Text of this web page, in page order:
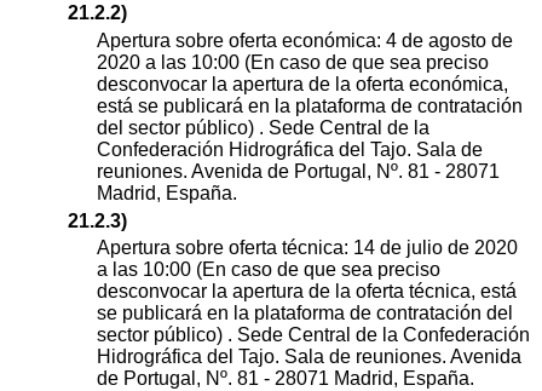
21.2.2)
Apertura sobre oferta económica: 4 de agosto de
2020 a las 10:00 (En caso de que sea preciso
desconvocar la apertura de la oferta económica,
está se publicará en la plataforma de contratación
del sector público) . Sede Central de la
Confederación Hidrográfica del Tajo. Sala de
reuniones. Avenida de Portugal, Nº. 81 - 28071
Madrid, España.
21.2.3)
Apertura sobre oferta técnica: 14 de julio de 2020
a las 10:00 (En caso de que sea preciso
desconvocar la apertura de la oferta técnica, está
se publicará en la plataforma de contratación del
sector público) . Sede Central de la Confederación
Hidrográfica del Tajo. Sala de reuniones. Avenida
de Portugal, Nº. 81 - 28071 Madrid, España.